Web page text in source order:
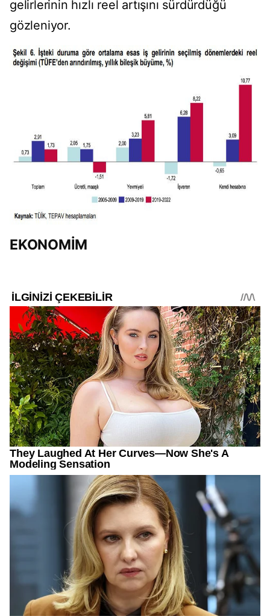
gelirlerinin hızlı reel artışını sürdürdüğü
gözleniyor.
EKONOMİM